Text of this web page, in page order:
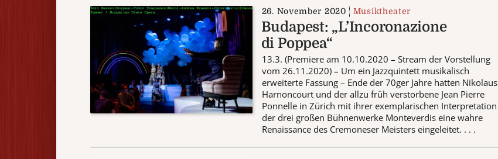
26. November 2020 Musiktheater
Budapest: „L’Incoronazione
di Poppea“
13.3. (Premiere am 10.10.2020 – Stream der Vorstellung
vom 26.11.2020) – Um ein Jazzquintett musikalisch
erweiterte Fassung – Ende der 70ger Jahre hatten Nikolaus
Harnoncourt und der allzu früh verstorbene Jean Pierre
Ponnelle in Zürich mit ihrer exemplarischen Interpretation
der drei großen Bühnenwerke Monteverdis eine wahre
Renaissance des Cremoneser Meisters eingeleitet. . . .